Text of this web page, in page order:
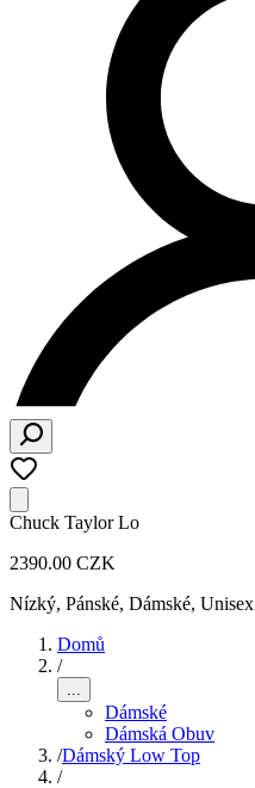
Chuck Taylor Lo
2390.00 CZK
Nízký, Pánské, Dámské, Unisex
Domů
/
...
Dámské
Dámská Obuv
/Dámský Low Top
/